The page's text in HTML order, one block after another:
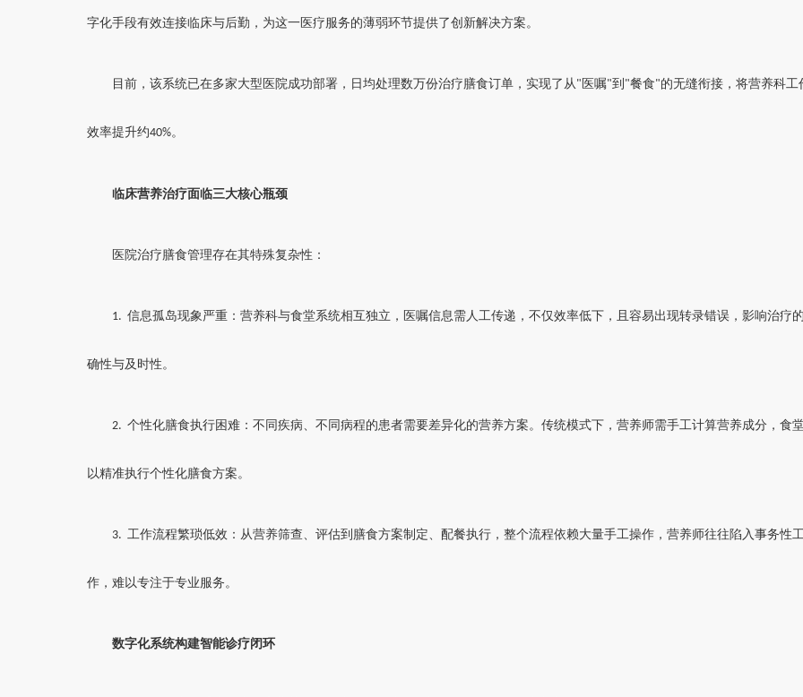
字化手段有效连接临床与后勤，为这一医疗服务的薄弱环节提供了创新解决方案。
目前，该系统已在多家大型医院成功部署，日均处理数万份治疗膳食订单，实现了从" 医嘱"到 "餐食"的无缝衔接，将营养科工
效率提升约40%。
临床营养治疗面临三大核心瓶颈
医院治疗膳食管理存在其特殊复杂性：
1. 信息孤岛现象严重：营养科与食堂系统相互独立，医嘱信息需人工传递，不仅效率低下，且容易出现转录错误，影响治疗
确性与及时性。
2. 个性化膳食执行困难：不同疾病、不同病程的患者需要差异化的营养方案。传统模式下，营养师需手工计算营养成分，食
以精准执行个性化膳食方案。
3. 工作流程繁琐低效：从营养筛查、评估到膳食方案制定、配餐执行，整个流程依赖大量手工操作，营养师往往陷入事务性
作，难以专注于专业服务。
数字化系统构建智能诊疗闭环